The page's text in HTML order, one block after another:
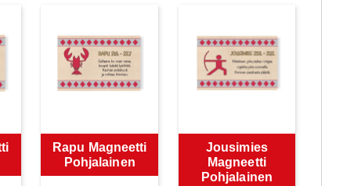
Rapu Magneetti
Pohjalainen
Jousimies
Magneetti
Pohjalainen